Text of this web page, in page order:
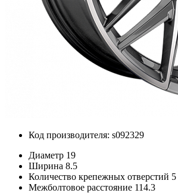
Код производителя: s092329
Диаметр 19
Ширина 8.5
Количество крепежных отверстий 5
Межболтовое расстояние 114.3